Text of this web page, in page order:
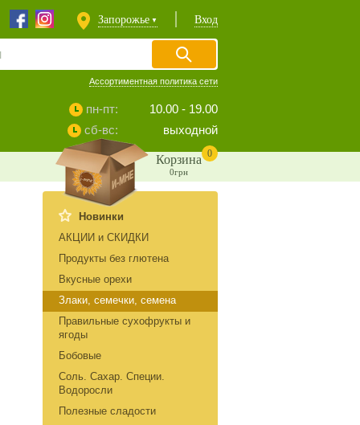
Запорожье ▼ Вход
Ассортиментная политика сети
пн-пт:
10.00 - 19.00
сб-вс:
выходной
Корзина 0
0грн
Новинки
АКЦИИ и СКИДКИ
Продукты без глютена
Вкусные орехи
Злаки, семечки, семена
Правильные сухофрукты и
ягоды
Бобовые
Соль. Сахар. Специи.
Водоросли
Полезные сладости